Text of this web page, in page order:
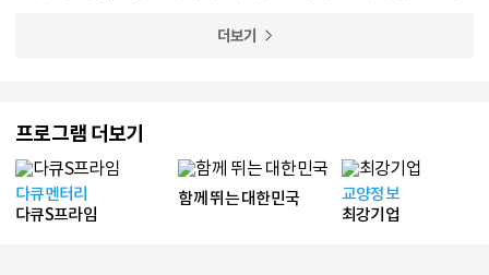
더보기
프로그램 더보기
다큐멘터리
다큐S프라임
함께 뛰는 대한민국
교양정보
최강기업